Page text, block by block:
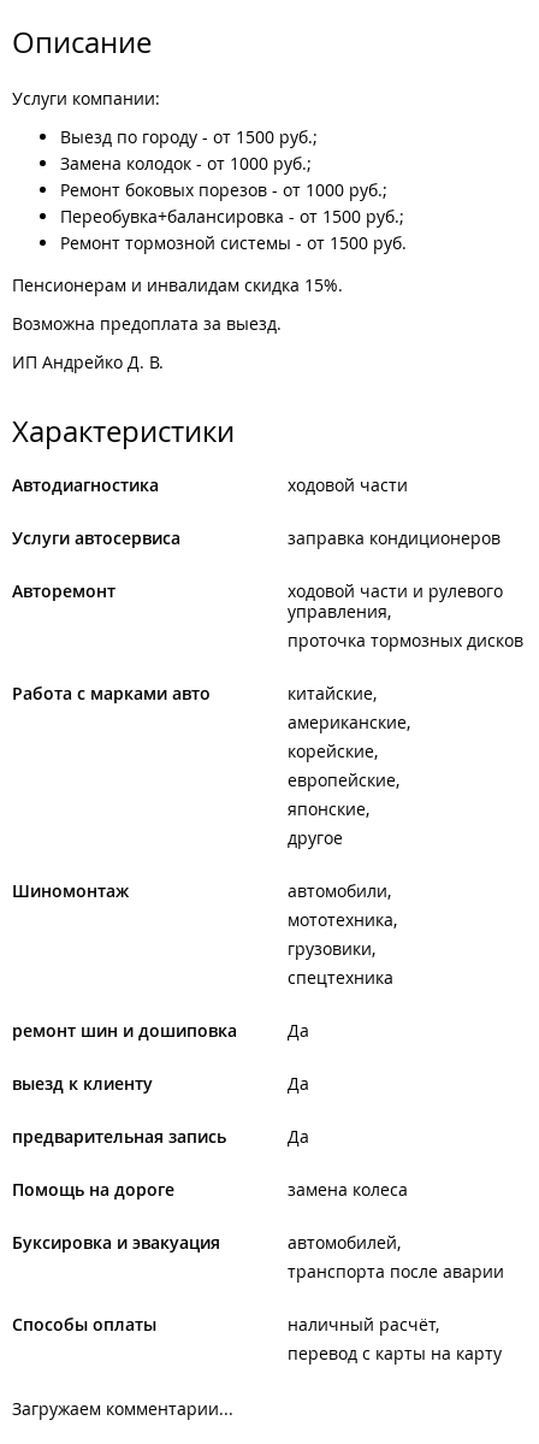
Описание
Услуги компании:
Выезд по городу - от 1500 руб.;
Замена колодок - от 1000 руб.;
Ремонт боковых порезов - от 1000 руб.;
Переобувка+балансировка - от 1500 руб.;
Ремонт тормозной системы - от 1500 руб.
Пенсионерам и инвалидам скидка 15%.
Возможна предоплата за выезд.
ИП Андрейко Д. В.
Характеристики
Автодиагностика ходовой части
Услуги автосервиса заправка кондиционеров
Авторемонт
ходовой части и рулевого
управления
проточка тормозных дисков
Работа с марками авто
китайские
американские
корейские
европейские
японские
другое
Шиномонтаж
автомобили
мототехника
грузовики
спецтехника
ремонт шин и дошиповка Да
выезд к клиенту Да
предварительная запись Да
Помощь на дороге замена колеса
Буксировка и эвакуация
автомобилей
транспорта после аварии
Способы оплаты
наличный расчёт
перевод с карты на карту
Загружаем комментарии...